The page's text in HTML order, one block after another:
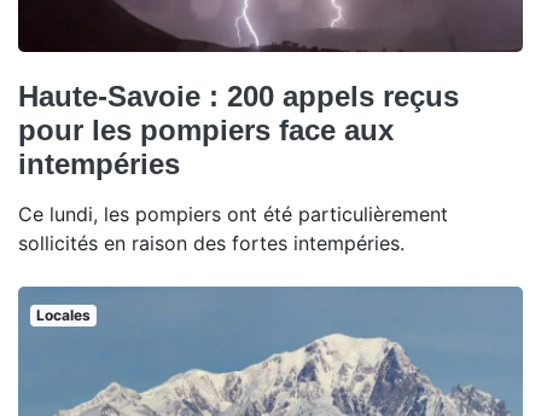
Haute-Savoie : 200 appels reçus
pour les pompiers face aux
intempéries
Ce lundi, les pompiers ont été particulièrement
sollicités en raison des fortes intempéries.
Locales